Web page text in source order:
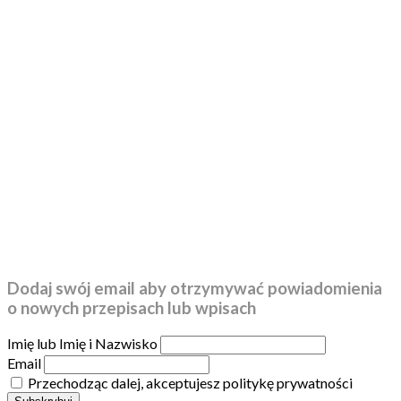
Dodaj swój email aby otrzymywać powiadomienia
o nowych przepisach lub wpisach
Imię lub Imię i Nazwisko
Email
Przechodząc dalej, akceptujesz politykę prywatności